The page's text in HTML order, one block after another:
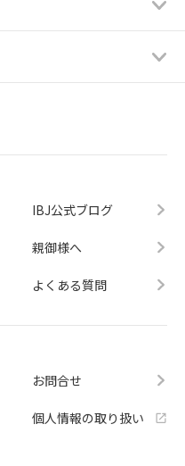
IBJ公式ブログ
親御様へ
よくある質問
お問合せ
個人情報の取り扱い